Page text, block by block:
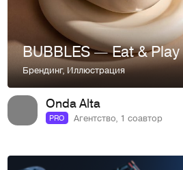
BUBBLES — Eat & Play
Брендинг,Иллюстрация
Onda Alta
PRO Агентство, 1 соавтор